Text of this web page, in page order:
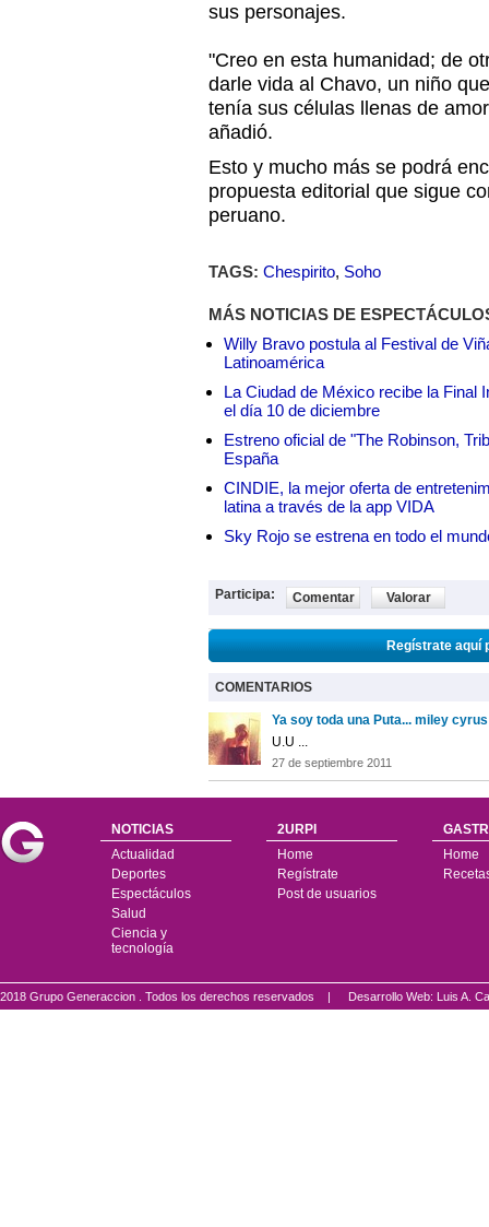
sus personajes.
"Creo en esta humanidad; de
darle vida al Chavo, un niño
tenía sus células llenas de
añadió.
Esto y mucho más se podrá
propuesta editorial que sigue
peruano.
TAGS: Chespirito, Soho
MÁS NOTICIAS DE
Willy Bravo postula al Festival de
Latinoamérica
La Ciudad de México recibe la Final
el día 10 de diciembre
Estreno oficial de "The Robinson,
España
CINDIE, la mejor oferta de
latina a través de la app VIDA
Sky Rojo se estrena en todo el
Participa: Comentar Valorar
Regístrate aquí
COMENTARIOS
Ya soy toda una Puta... miley
U.U ...
27 de septiembre 2011
NOTICIAS
Actualidad
Deportes
Espectáculos
Salud
Ciencia y
tecnología
2URPI
Home
Regístrate
Post de usuarios
Home
2018 Grupo Generaccion . Todos los derechos reservados | Desarrollo Web: Luis